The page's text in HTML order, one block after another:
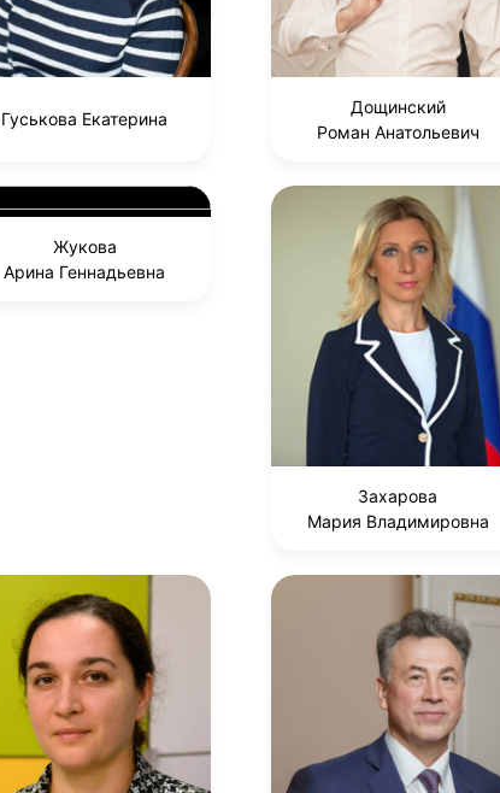
Гуськова Екатерина
Дощинский
Роман Анатольевич
Жукова
Арина Геннадьевна
Захарова
Мария Владимировна